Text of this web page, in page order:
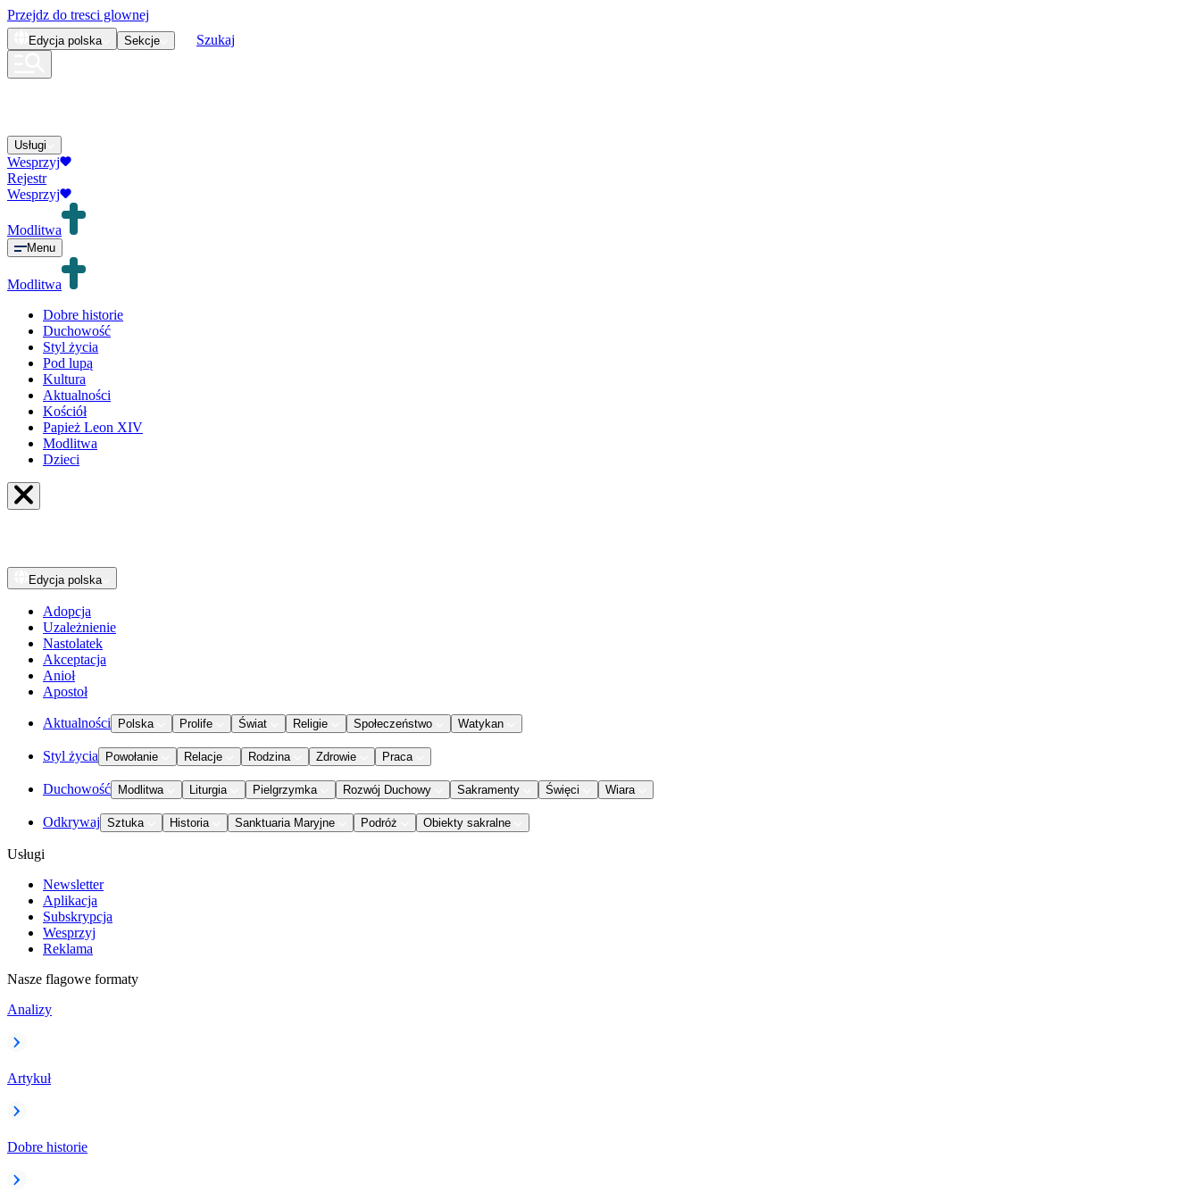
Przejdz do tresci glownej
Edycja polska Sekcje Szukaj
Usługi
Wesprzyj
Rejestr
Wesprzyj
Modlitwa
Menu
Modlitwa
Dobre historie
Duchowość
Styl życia
Pod lupą
Kultura
Aktualności
Kościół
Papież Leon XIV
Modlitwa
Dzieci
Edycja polska
Adopcja
Uzależnienie
Nastolatek
Akceptacja
Anioł
Apostoł
Aktualności Polska Prolife Świat Religie Społeczeństwo Watykan
Styl życia Powołanie Relacje Rodzina Zdrowie Praca
Duchowość Modlitwa Liturgia Pielgrzymka Rozwój Duchowy Sakramenty Święci Wiara
Odkrywaj Sztuka Historia Sanktuaria Maryjne Podróż Obiekty sakralne
Usługi
Newsletter
Aplikacja
Subskrypcja
Wesprzyj
Reklama
Nasze flagowe formaty
Analizy
Artykuł
Dobre historie